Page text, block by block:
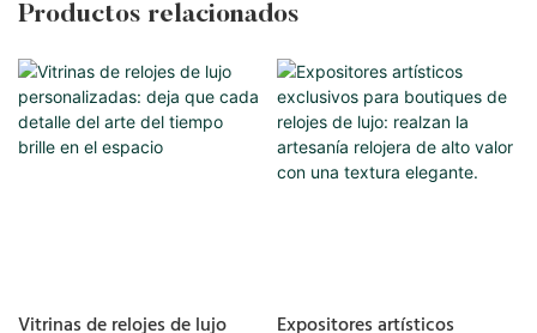
Productos relacionados
Vitrinas de relojes de lujo Expositores artísticos